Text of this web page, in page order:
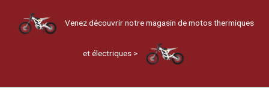
Venez découvrir notre magasin de motos thermiques
et électriques >